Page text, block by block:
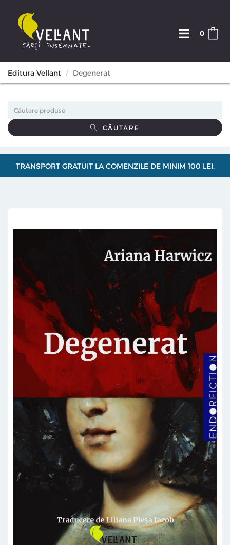
0
Editura Vellant Degenerat
CĂUTARE
TRANSPORT GRATUIT LA COMENZILE DE MINIM 100 LEI.